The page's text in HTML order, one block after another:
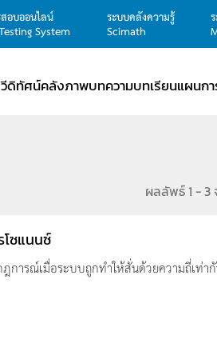
อบออนไลน์
System
ระบบคลังความรู้
Scimath
วีดิทัศน์คลังภาพบทความบทเรียนแผนก
ผลลัพธ์ 1 - 3
โซแนนซ์
การณ์เมื่อระบบถูกทำให้สั่นด้วยความถี่เท่า